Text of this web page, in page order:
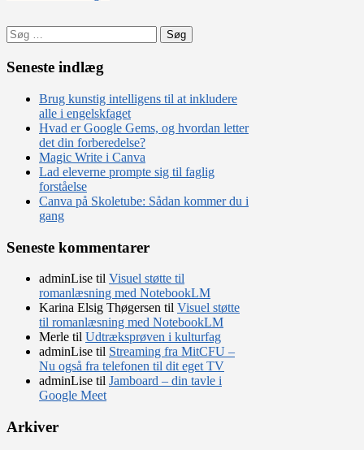
Søg
efter:
Seneste indlæg
Brug kunstig intelligens til at inkludere
alle i engelskfaget
Hvad er Google Gems, og hvordan letter
det din forberedelse?
Magic Write i Canva
Lad eleverne prompte sig til faglig
forståelse
Canva på Skoletube: Sådan kommer du i
gang
Seneste kommentarer
adminLise til Visuel støtte til
romanlæsning med NotebookLM
Karina Elsig Thøgersen til Visuel støtte
til romanlæsning med NotebookLM
Merle til Udtræksprøven i kulturfag
adminLise til Streaming fra MitCFU –
Nu også fra telefonen til dit eget TV
adminLise til Jamboard – din tavle i
Google Meet
Arkiver